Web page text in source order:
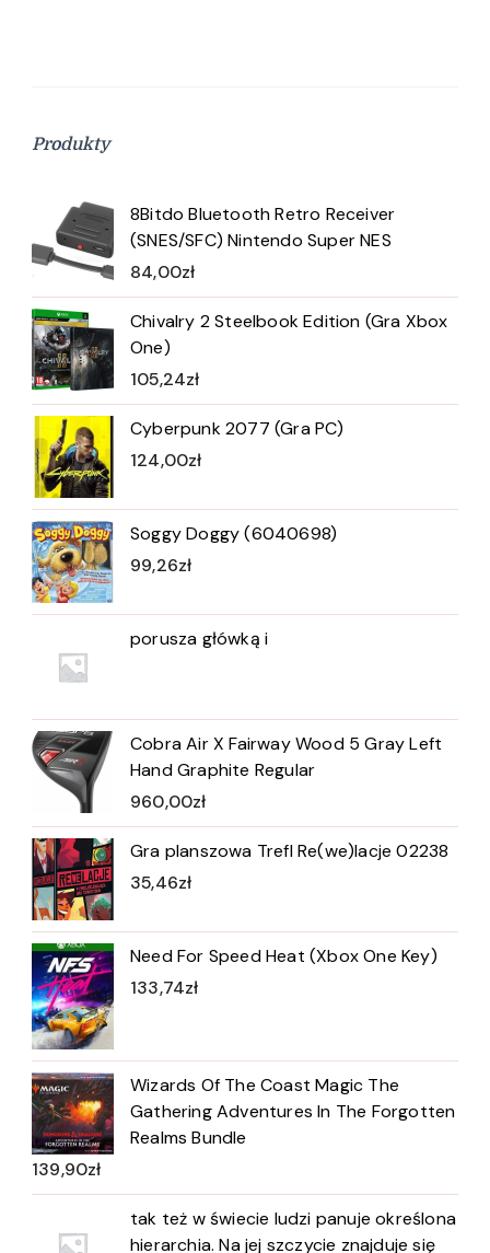
Produkty
8Bitdo Bluetooth Retro Receiver
(SNES/SFC) Nintendo Super NES
84,00zł
Chivalry 2 Steelbook Edition (Gra Xbox
One)
105,24zł
Cyberpunk 2077 (Gra PC)
124,00zł
Soggy Doggy (6040698)
99,26zł
porusza główką i
Cobra Air X Fairway Wood 5 Gray Left
Hand Graphite Regular
960,00zł
Gra planszowa Trefl Re(we)lacje 02238
35,46zł
Need For Speed Heat (Xbox One Key)
133,74zł
Wizards Of The Coast Magic The
Gathering Adventures In The Forgotten
Realms Bundle
139,90zł
tak też w świecie ludzi panuje określona
hierarchia. Na jej szczycie znajduje się